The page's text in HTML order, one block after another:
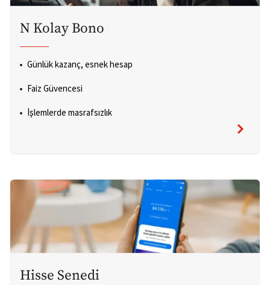
N Kolay Bono
Günlük kazanç, esnek hesap
Faiz Güvencesi
İşlemlerde masrafsızlık
Hisse Senedi